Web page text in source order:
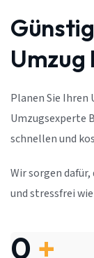
Umzug
Planen Sie
Umzugsexperte
schnellen und
Wir sorgen
und stressfrei
0 +